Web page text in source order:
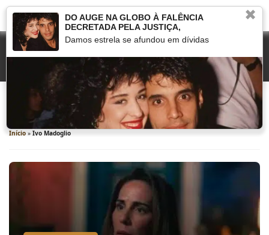
Ivo Madoglio
Início » Ivo Madoglio
✖
DO AUGE NA GLOBO À FALÊNCIA
DECRETADA PELA JUSTIÇA,
Damos estrela se afundou em dívidas